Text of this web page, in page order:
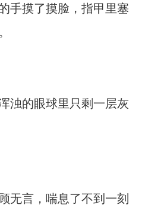
手摸了摸脸，指甲里塞
浊的眼球里只剩一层灰
无言，喘息了不到一刻